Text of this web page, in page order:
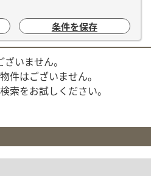
条件を保存
いません。
件はございません。
索をお試しください。